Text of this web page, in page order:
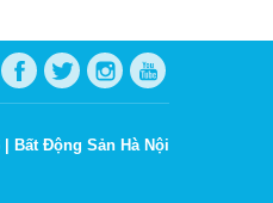
Bất Động Sản Hà Nội